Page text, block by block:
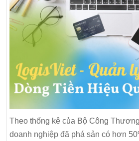
Theo thống kê của Bộ Công
doanh nghiệp đã phá sản có hơn